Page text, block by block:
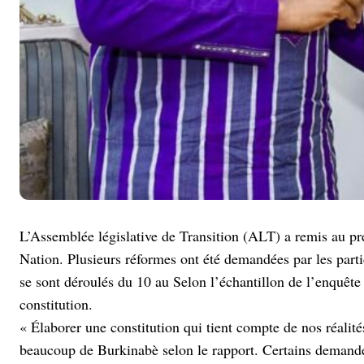
L’Assemblée législative de Transition (ALT) a remis au
Nation. Plusieurs réformes ont été demandées par les
se sont déroulés du 10 au Selon l’échantillon de
constitution.
« Élaborer une constitution qui tient compte de nos
beaucoup de Burkinabè selon le rapport. Certains